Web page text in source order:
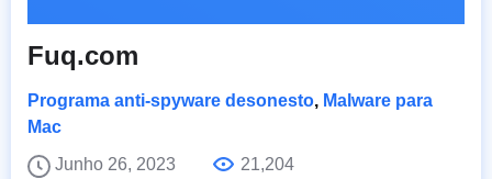
Fuq.com
Programa anti-spyware desonesto, Malware para
Mac
Junho 26, 2023
21,204